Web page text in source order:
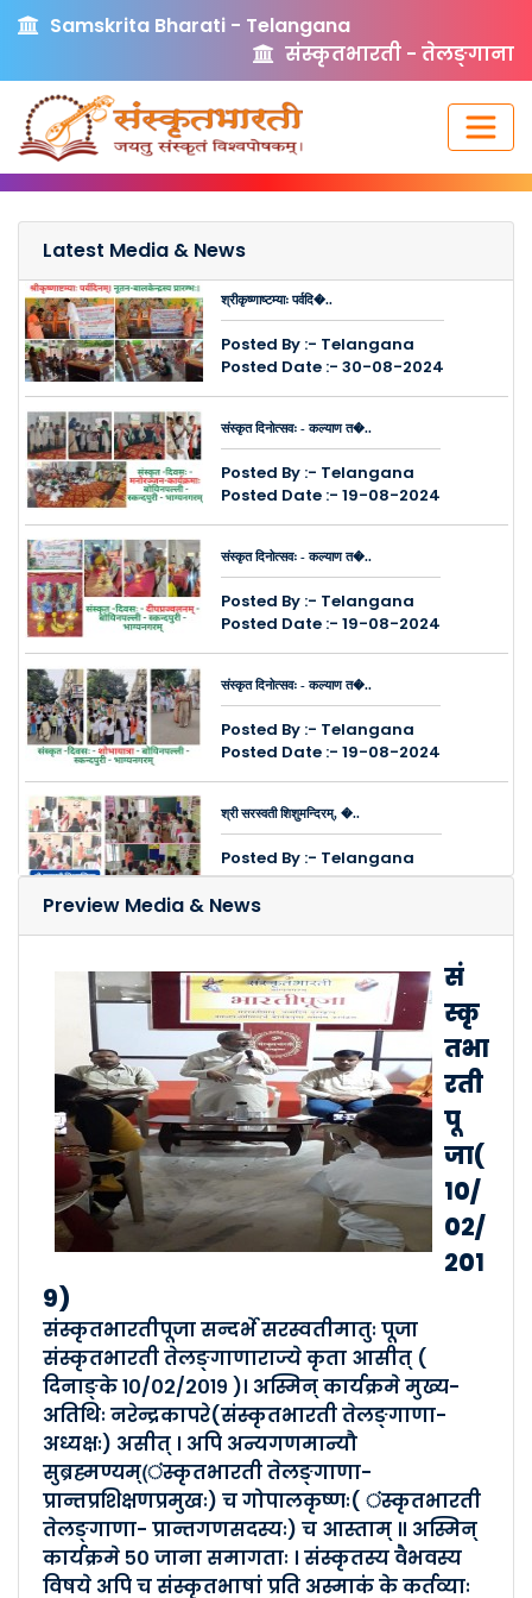
Samskrita Bharati - Telangana
संस्कृतभारती - तेलङ्गाना
Latest Media & News
श्रीकृष्णाष्टम्याः पर्वदि�..
Posted By :- Telangana
Posted Date :- 30-08-2024
संस्कृत दिनोत्सवः - कल्याण त�..
Posted By :- Telangana
Posted Date :- 19-08-2024
संस्कृत दिनोत्सवः - कल्याण त�..
Posted By :- Telangana
Posted Date :- 19-08-2024
संस्कृत दिनोत्सवः - कल्याण त�..
Posted By :- Telangana
Posted Date :- 19-08-2024
श्री सरस्वती शिशुमन्दिरम्, �..
Posted By :- Telangana
Posted Date :- 14-08-2024
Posted By :- Telangana
Posted Date :- 08-08-2024
संस्कृत सम्पर्क सप्ताहः - मल�..
Posted By :- Telangana
Posted Date :- 07-08-2024
Indian Knowledge Syste..
Posted By :- Telangana
Posted Date :- 04-08-2024
बालकेन्द्रं शिक्षकाणां वर्�..
Posted By :- Telangana
Posted Date :- 03-08-2024
Posted By :- Telangana
Posted Date :- 03-08-2024
संस्कृत भारती त्रिलिङ्गाणा ..
Preview Media & News
सं
स्कृ
तभा
रती
पू
जा(
१०/
०२/
२०१
९)
संस्कृतभारतीपूजा सन्दर्भे सरस्वतीमातुः पूजा
संस्कृतभारती तेलङ्गाणाराज्ये कृता आसीत् (
दिनाङ्के १०/०२/२०१९ )। अस्मिन् कार्यक्रमे मुख्य-
अतिथिः नरेन्द्रकापरे(संस्कृतभारती तेलङ्गाणा-
अध्यक्षः) असीत् । अपि अन्यगणमान्यौ
सुब्रह्मण्यम्(ंस्कृतभारती तेलङ्गाणा-
प्रान्तप्रशिक्षणप्रमुखः) च गोपालकृष्णः( ंस्कृतभारती
तेलङ्गाणा- प्रान्तगणसदस्यः) च आस्ताम् ॥ अस्मिन्
कार्यक्रमे ५० जाना समागताः । संस्कृतस्य वैभवस्य
विषये अपि च संस्कृतभाषां प्रति अस्माकं के कर्तव्याः